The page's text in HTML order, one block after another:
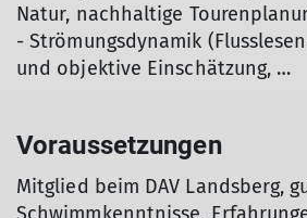
Natur, nachhaltige
- Strömungsdynamik
und objektive Einschätzung, …
Voraussetzungen
Mitglied beim DAV Landsberg,